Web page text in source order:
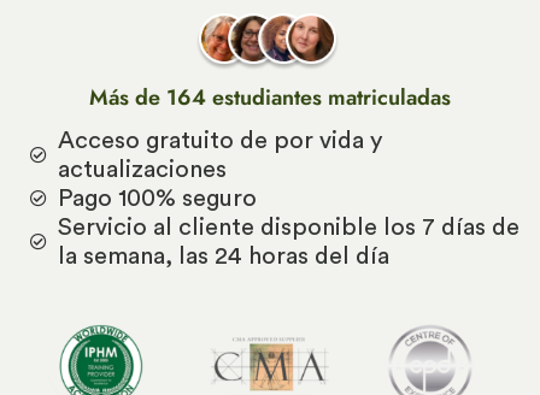
Más de 164 estudiantes matriculadas
Acceso gratuito de por vida y
actualizaciones
Pago 100% seguro
Servicio al cliente disponible los 7 días de
la semana, las 24 horas del día